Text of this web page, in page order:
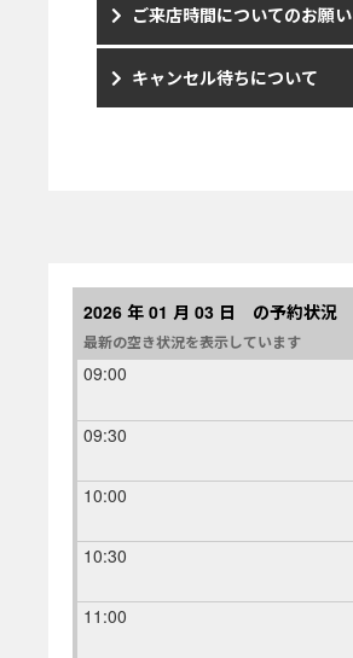
ご来店時間についてのお願い
キャンセル待ちについて
2026 年 01 月 03 日 の予約状況
最新の空き状況を表示しています
09:00
09:30
10:00
10:30
11:00